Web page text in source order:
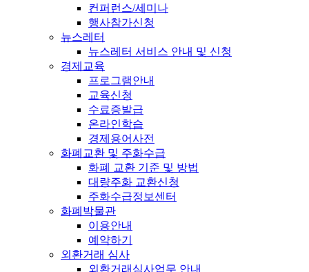
컨퍼런스/세미나
행사참가신청
뉴스레터
뉴스레터 서비스 안내 및 신청
경제교육
프로그램안내
교육신청
수료증발급
온라인학습
경제용어사전
화폐교환 및 주화수급
화폐 교환 기준 및 방법
대량주화 교환신청
주화수급정보센터
화폐박물관
이용안내
예약하기
외환거래 심사
외환거래심사업무 안내